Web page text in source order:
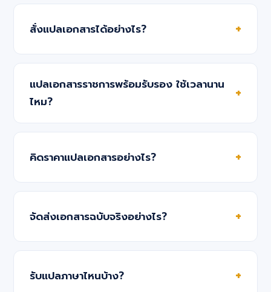
สั่งแปลเอกสารได้อย่างไร?
แปลเอกสารราชการพร้อมรับรอง ใช้เวลานาน
ไหม?
คิดราคาแปลเอกสารอย่างไร?
จัดส่งเอกสารฉบับจริงอย่างไร?
รับแปลภาษาไหนบ้าง?